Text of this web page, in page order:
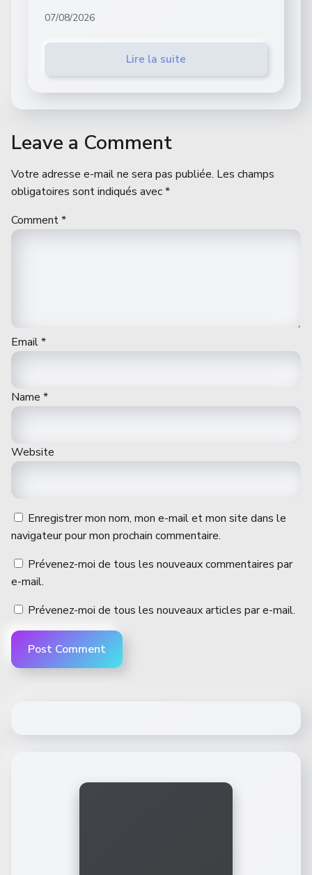
07/08/2026
Lire la suite
Leave a Comment
Votre adresse e-mail ne sera pas publiée. Les champs
obligatoires sont indiqués avec*
Comment*
Email*
Name *
Website
Enregistrer mon nom, mon e-mail et mon site dans le
navigateur pour mon prochain commentaire.
Prévenez-moi de tous les nouveaux commentaires par
e-mail.
Prévenez-moi de tous les nouveaux articles par e-mail.